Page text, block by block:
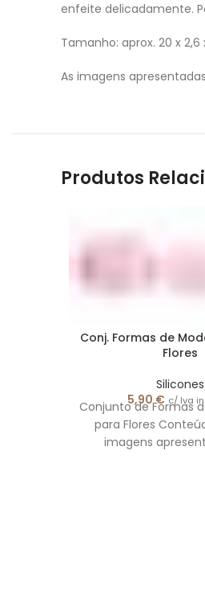
enfeite delicadamente.
Tamanho: aprox. 20 x 2,6
As imagens
Produtos
Conj. Formas de
Flores
Silicones
5,90€ c/ Iva
Conjunto de Formas
para Flores
imagens